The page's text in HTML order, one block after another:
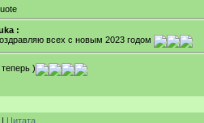
:
всех с новым 2023 годом
)
| Цитата